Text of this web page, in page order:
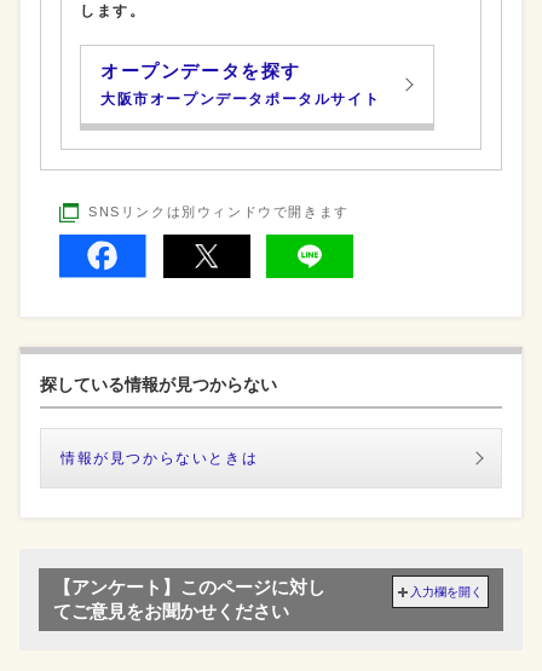
します。
オープンデータを探す
大阪市オープンデータポータルサイト
SNSリンクは別ウィンドウで開きます
探している情報が見つからない
情報が見つからないときは
【アンケート】このページに対し
てご意見をお聞かせください
入力欄を開く